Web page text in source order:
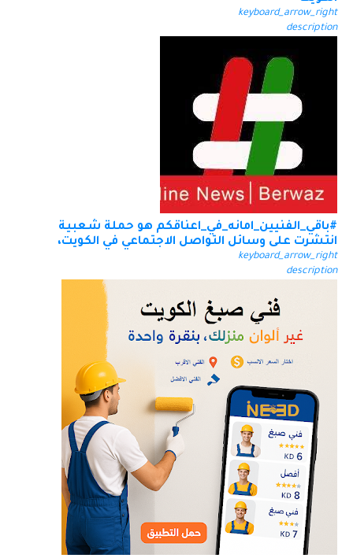
keyboard_arrow_right
description
#باقي_الفنيين_امانه_في_اعناقكم هو حملة شعبية
انتشرت على وسائل التواصل الاجتماعي في الكويت،
keyboard_arrow_right
description